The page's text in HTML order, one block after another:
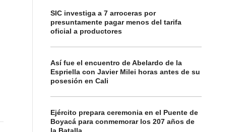
SIC investiga a 7 arroceras por
presuntamente pagar menos del tarifa
oficial a productores
Así fue el encuentro de Abelardo de la
Espriella con Javier Milei horas antes de su
posesión en Cali
Ejército prepara ceremonia en el Puente de
Boyacá para conmemorar los 207 años de